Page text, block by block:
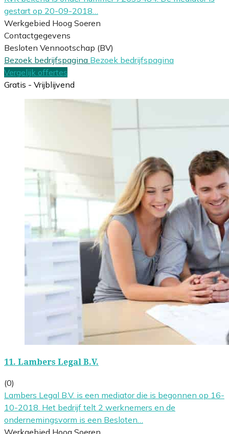
gestart op 20-09-2018…
Werkgebied Hoog Soeren
Contactgegevens
Besloten Vennootschap (BV)
Bezoek bedrijfspagina Bezoek bedrijfspagina
Vergelijk offertes
Gratis - Vrijblijvend
11. Lambers Legal B.V.
(0)
Lambers Legal B.V. is een mediator die is begonnen op 16-
10-2018. Het bedrijf telt 2 werknemers en de
ondernemingsvorm is een Besloten…
Werkgebied Hoog Soeren